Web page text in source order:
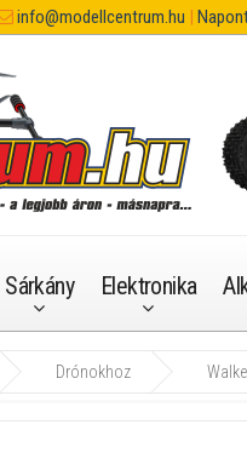
info@modellcentrum.hu |
Sárkány Elektronika
Drónokhoz